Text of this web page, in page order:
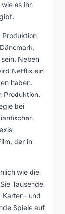
es ihn
Produktion
Neben
Netflix ein
haben.
Produktion.
bei
der in
wie die
Tausende
Karten- und
Spiele auf